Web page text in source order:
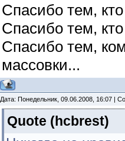
Спасибо тем,
Спасибо тем,
Спасибо тем,
массовки...
Дата: Понедельник, 09.06.2008, 16:07 |
Quote (hcbrest)